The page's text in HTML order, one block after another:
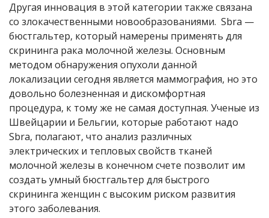
Другая инновация в этой категории также связана
со злокачественными новообразованиями. Sbra —
бюстгальтер, который намерены применять для
скрининга рака молочной железы. Основным
методом обнаружения опухоли данной
локализации сегодня является маммография, но это
довольно болезненная и дискомфортная
процедура, к тому же не самая доступная. Ученые из
Швейцарии и Бельгии, которые работают надо
Sbra, полагают, что анализ различных
электрических и тепловых свойств тканей
молочной железы в конечном счете позволит им
создать умный бюстгальтер для быстрого
скрининга женщин с высоким риском развития
этого заболевания.